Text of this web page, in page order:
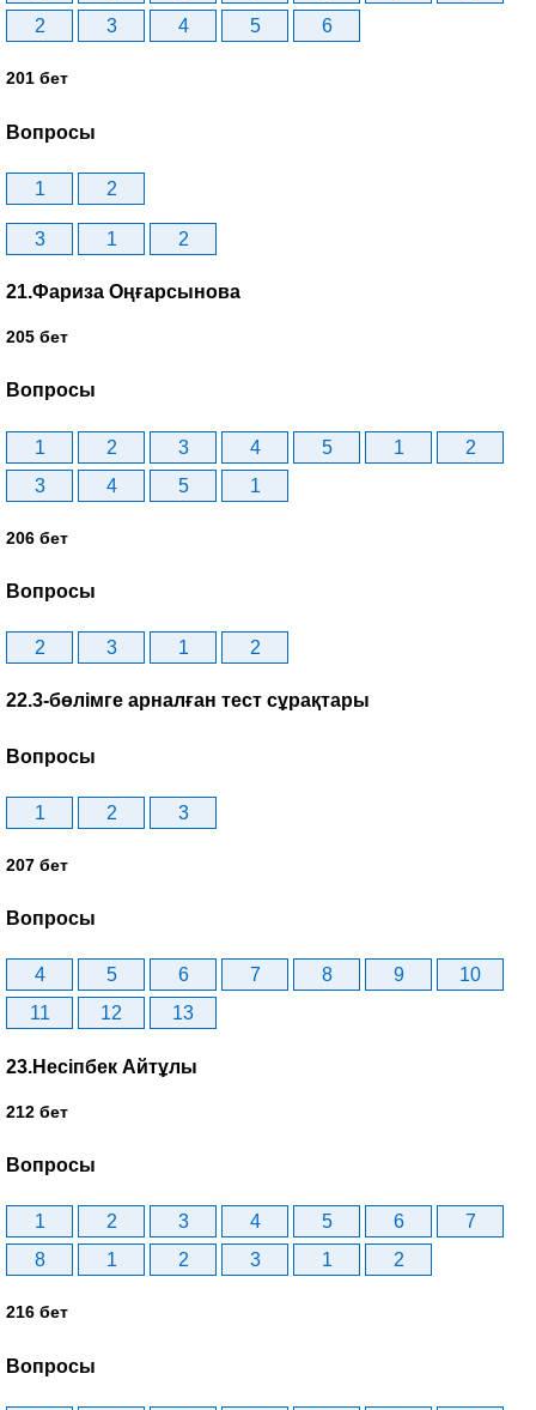
2
3 4 5 6
201 бет
Вопросы
1 2
3 1 2
21.Фариза Оңғарсынова
205 бет
Вопросы
1 2 3 4 5 1
2
3
4 5 1
206 бет
Вопросы
2 3 1 2
22.3-бөлімге арналған тест сұрақтары
Вопросы
1 2 3
207 бет
Вопросы
4 5 6 7 8 9
10
11
12 13
23.Несіпбек Айтұлы
212 бет
Вопросы
1 2 3 4 5 6
7
8
1 2 3 1 2
216 бет
Вопросы